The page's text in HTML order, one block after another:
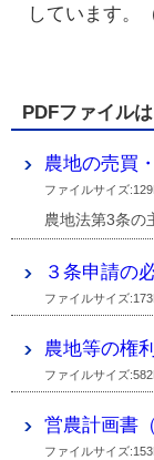
しています。
PDFファイル
農地の売買
ファイルサイズ
農地法第3条の
３条申請の
ファイルサイズ
農地等の権
ファイルサイズ
営農計画書
ファイルサイズ